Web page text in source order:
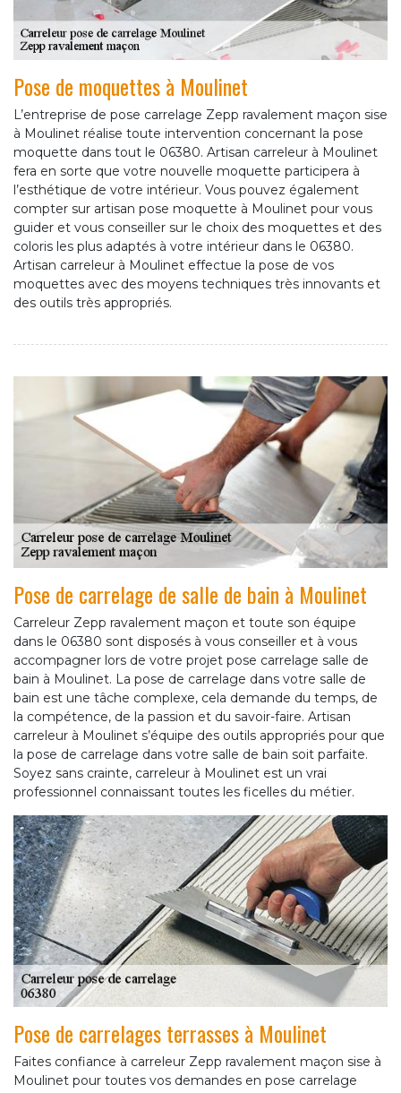
Pose de moquettes à Moulinet
L’entreprise de pose carrelage Zepp ravalement maçon sise
à Moulinet réalise toute intervention concernant la pose
moquette dans tout le 06380. Artisan carreleur à Moulinet
fera en sorte que votre nouvelle moquette participera à
l’esthétique de votre intérieur. Vous pouvez également
compter sur artisan pose moquette à Moulinet pour vous
guider et vous conseiller sur le choix des moquettes et des
coloris les plus adaptés à votre intérieur dans le 06380.
Artisan carreleur à Moulinet effectue la pose de vos
moquettes avec des moyens techniques très innovants et
des outils très appropriés.
Pose de carrelage de salle de bain à Moulinet
Carreleur Zepp ravalement maçon et toute son équipe
dans le 06380 sont disposés à vous conseiller et à vous
accompagner lors de votre projet pose carrelage salle de
bain à Moulinet. La pose de carrelage dans votre salle de
bain est une tâche complexe, cela demande du temps, de
la compétence, de la passion et du savoir-faire. Artisan
carreleur à Moulinet s’équipe des outils appropriés pour que
la pose de carrelage dans votre salle de bain soit parfaite.
Soyez sans crainte, carreleur à Moulinet est un vrai
professionnel connaissant toutes les ficelles du métier.
Pose de carrelages terrasses à Moulinet
Faites confiance à carreleur Zepp ravalement maçon sise à
Moulinet pour toutes vos demandes en pose carrelage